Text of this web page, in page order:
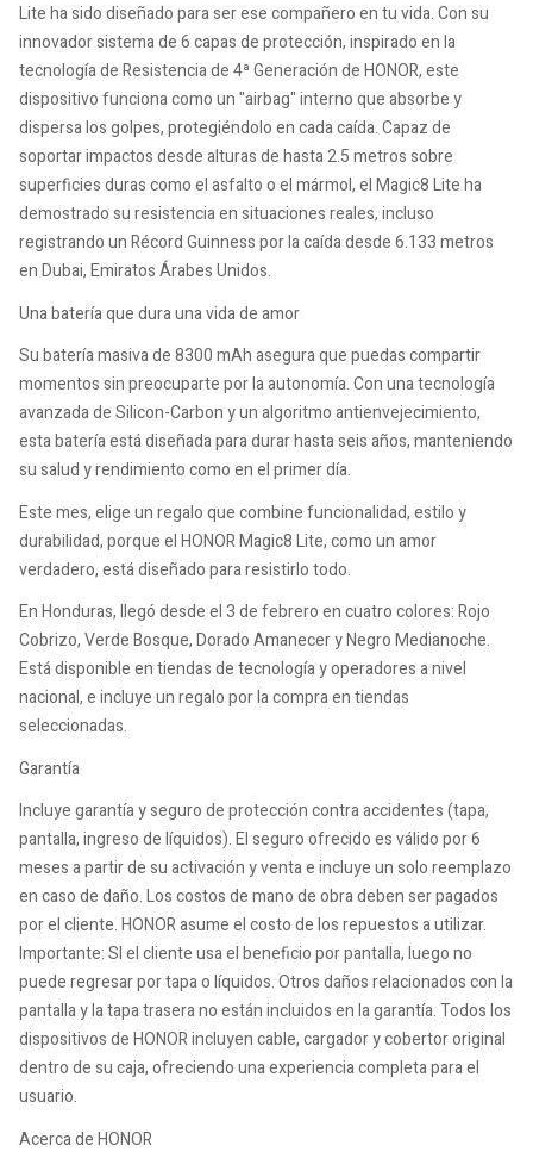
Lite ha sido diseñado para ser ese compañero en tu vida. Con su
innovador sistema de 6 capas de protección, inspirado en la
tecnología de Resistencia de 4ª Generación de HONOR, este
dispositivo funciona como un "airbag" interno que absorbe y
dispersa los golpes, protegiéndolo en cada caída. Capaz de
soportar impactos desde alturas de hasta 2.5 metros sobre
superficies duras como el asfalto o el mármol, el Magic8 Lite ha
demostrado su resistencia en situaciones reales, incluso
registrando un Récord Guinness por la caída desde 6.133 metros
en Dubai, Emiratos Árabes Unidos.
Una batería que dura una vida de amor
Su batería masiva de 8300 mAh asegura que puedas compartir
momentos sin preocuparte por la autonomía. Con una tecnología
avanzada de Silicon-Carbon y un algoritmo antienvejecimiento,
esta batería está diseñada para durar hasta seis años, manteniendo
su salud y rendimiento como en el primer día.
Este mes, elige un regalo que combine funcionalidad, estilo y
durabilidad, porque el HONOR Magic8 Lite, como un amor
verdadero, está diseñado para resistirlo todo.
En Honduras, llegó desde el 3 de febrero en cuatro colores: Rojo
Cobrizo, Verde Bosque, Dorado Amanecer y Negro Medianoche.
Está disponible en tiendas de tecnología y operadores a nivel
nacional, e incluye un regalo por la compra en tiendas
seleccionadas.
Garantía
Incluye garantía y seguro de protección contra accidentes (tapa,
pantalla, ingreso de líquidos). El seguro ofrecido es válido por 6
meses a partir de su activación y venta e incluye un solo reemplazo
en caso de daño. Los costos de mano de obra deben ser pagados
por el cliente. HONOR asume el costo de los repuestos a utilizar.
Importante: SI el cliente usa el beneficio por pantalla, luego no
puede regresar por tapa o líquidos. Otros daños relacionados con la
pantalla y la tapa trasera no están incluidos en la garantía. Todos los
dispositivos de HONOR incluyen cable, cargador y cobertor original
dentro de su caja, ofreciendo una experiencia completa para el
usuario.
Acerca de HONOR